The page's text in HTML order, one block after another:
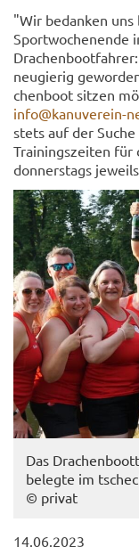
"Wir be­dan­ken
Sport­wo­chen­en­de
neu­gie­rig
chen­boot sit­zen
info@kanuverein-​
stets auf der
Trai­nings­zei­ten für
don­ners­tags
Das
be­leg­te im
© pri­vat
14.06.2023